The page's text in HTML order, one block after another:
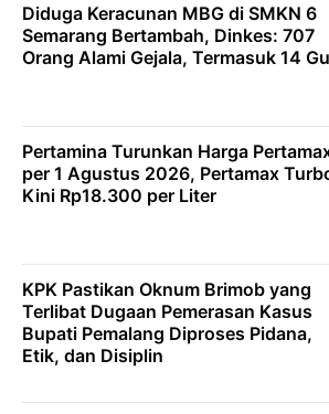
Diduga Keracunan MBG di SMKN 6
Semarang Bertambah, Dinkes: 707
Orang Alami Gejala, Termasuk 14
Pertamina Turunkan Harga
per 1 Agustus 2026, Pertamax
Kini Rp18.300 per Liter
KPK Pastikan Oknum Brimob yang
Terlibat Dugaan Pemerasan Kasus
Bupati Pemalang Diproses Pidana,
Etik, dan Disiplin